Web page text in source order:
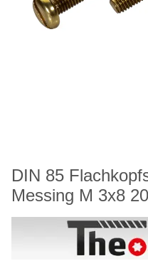
DIN 85
Messing M 3x8